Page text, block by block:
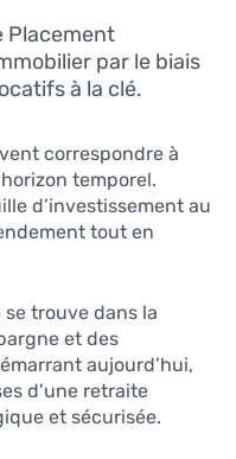
Placement
par le biais
à la clé.
correspondre à
temporel.
d’investissement au
tout en
trouve dans la
et des
aujourd’hui,
d’une retraite
et sécurisée.